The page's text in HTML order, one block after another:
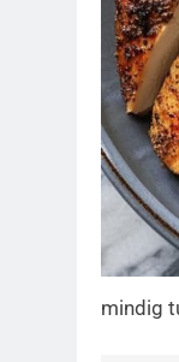
mindig